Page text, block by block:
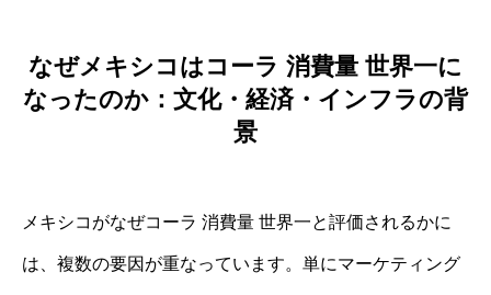
なぜメキシコはコーラ 消費量 世界一に
なったのか：文化・経済・インフラの背
景
メキシコがなぜコーラ 消費量 世界一と評価されるかに
は、複数の要因が重なっています。単にマーケティング